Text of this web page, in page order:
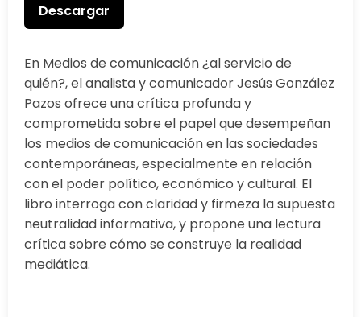
Descargar
En Medios de comunicación ¿al servicio de
quién?, el analista y comunicador Jesús González
Pazos ofrece una crítica profunda y
comprometida sobre el papel que desempeñan
los medios de comunicación en las sociedades
contemporáneas, especialmente en relación
con el poder político, económico y cultural. El
libro interroga con claridad y firmeza la supuesta
neutralidad informativa, y propone una lectura
crítica sobre cómo se construye la realidad
mediática.